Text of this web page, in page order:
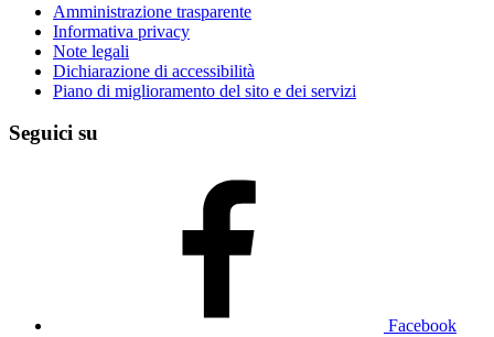
Amministrazione trasparente
Informativa privacy
Note legali
Dichiarazione di accessibilità
Piano di miglioramento del sito e dei servizi
Seguici su
Facebook